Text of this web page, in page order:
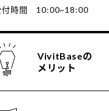
付時間 10:00~18:00
VivitBaseの
メリット